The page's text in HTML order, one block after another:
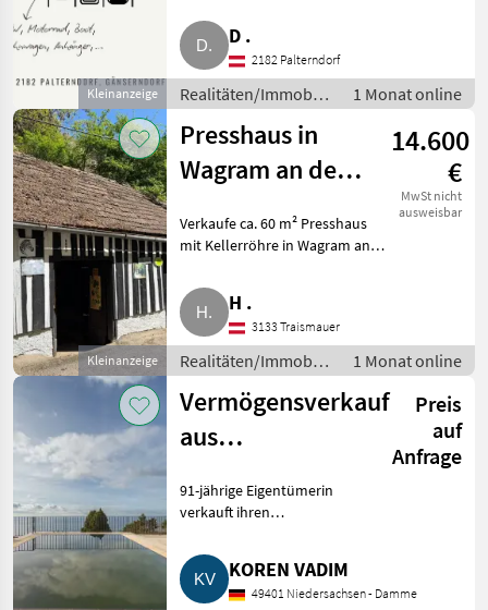
Kleinanzeige
Realitäten/Immobilien Sonstige
Immobilien
D .
2182 Palterndorf
Realitäten/Immobilien
/ Sonstige
Immobilien
1 Monat online
Kleinanzeige
Presshaus in
Wagram an der
kaufen
14.600
€
MwSt nicht
ausweisbar
Verkaufe ca. 60 m² Presshaus
mit Kellerröhre in Wagram an
verfügt über einen
Stromanschluss, Wasser und
Kanal führen am Objekt vorbei.
Das
H .
3133 Traismauer
Realitäten/Immobilien
/ Sonstige
Immobilien
1 Monat online
Vermögensverkauf
aus
Preis
auf
Anfrage
91-jährige Eigentümerin
verkauft ihren
signifikant reduzierten
Angebotspreis. Premium-
Immobilien- und
KOREN VADIM
49401 Niedersachsen - Damme